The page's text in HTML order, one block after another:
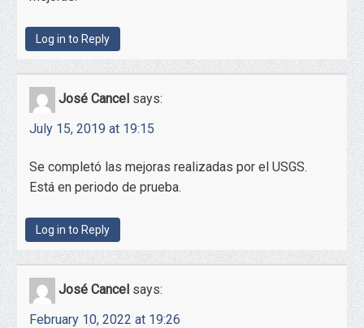
Log in to Reply
José Cancel says:
July 15, 2019 at 19:15
Se completó las mejoras realizadas por el USGS.
Está en periodo de prueba.
Log in to Reply
José Cancel says:
February 10, 2022 at 19:26